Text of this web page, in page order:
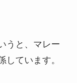
うと、マレー
しています。